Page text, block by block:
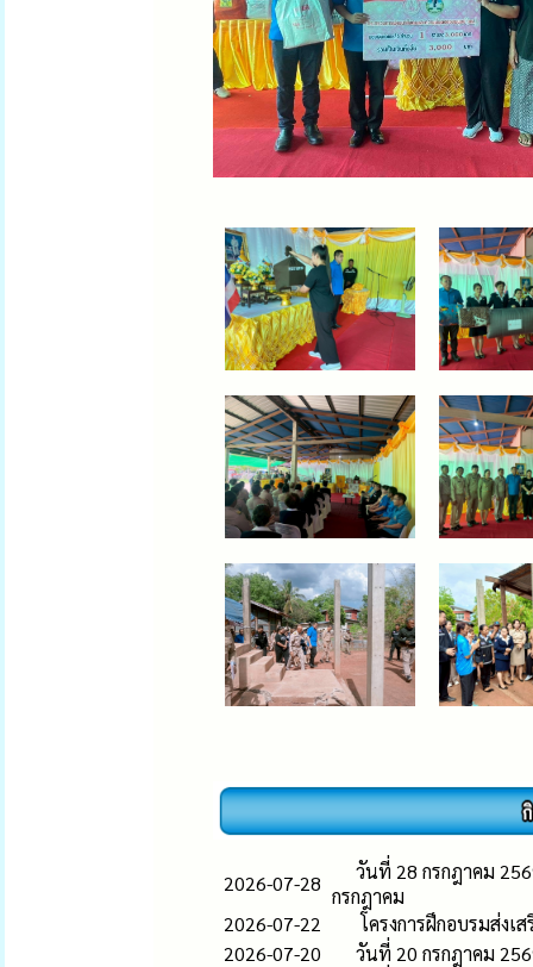
2026-07-28
วันที่ 28 กรกฎาคม
กรกฎาคม
2026-07-22
โครงการฝึกอบรมส่ง
2026-07-20
วันที่ 20 กรกฎาคม